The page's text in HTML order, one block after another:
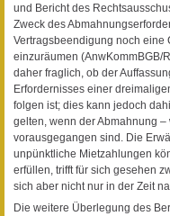
und Bericht des
Zweck des
Vertragsbeendigung noch eine
einzuräumen (AnwKommBGB/
daher fraglich, ob der
Erfordernisses einer
folgen ist; dies kann jedoch
gelten, wenn der Abmahnung
vorausgegangen sind. Die
unpünktliche Mietzahlungen
erfüllen, trifft für sich gesehen
sich aber nicht nur in der Zeit
Die weitere Überlegung des